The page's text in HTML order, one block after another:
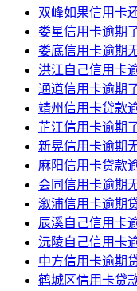
双峰如果信用卡
娄星信用卡逾期
娄底信用卡逾期
洪江自己信用卡
通道信用卡逾期
靖州信用卡贷款
芷江信用卡逾期
新晃信用卡逾期
麻阳信用卡贷款
会同信用卡逾期
溆浦信用卡逾期
辰溪自己信用卡
沅陵自己信用卡
中方信用卡逾期
鹤城区信用卡贷